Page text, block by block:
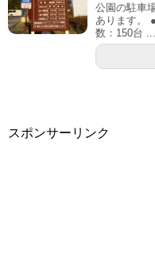
公園の駐車
あります。
数：150台 ...
スポンサーリンク